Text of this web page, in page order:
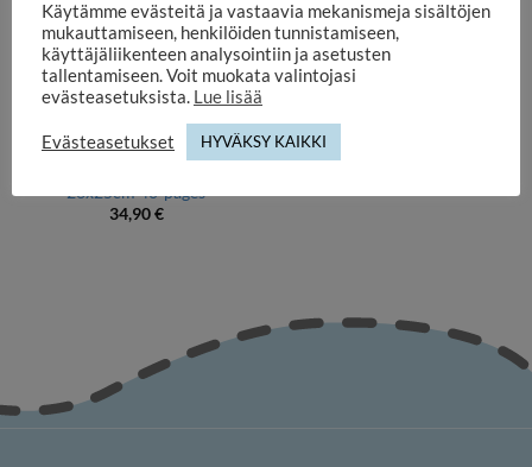
BABY AND CHILDHOOD ALBUMS
26x25cm 40-pages
34,90€
Käytämme evästeitä ja vastaavia mekanismeja sisältöjen
mukauttamiseen, henkilöiden tunnistamiseen,
käyttäjäliikenteen analysointiin ja asetusten
tallentamiseen. Voit muokata valintojasi
evästeasetuksista. Lue lisää
Evästeasetukset HYVÄKSY KAIKKI